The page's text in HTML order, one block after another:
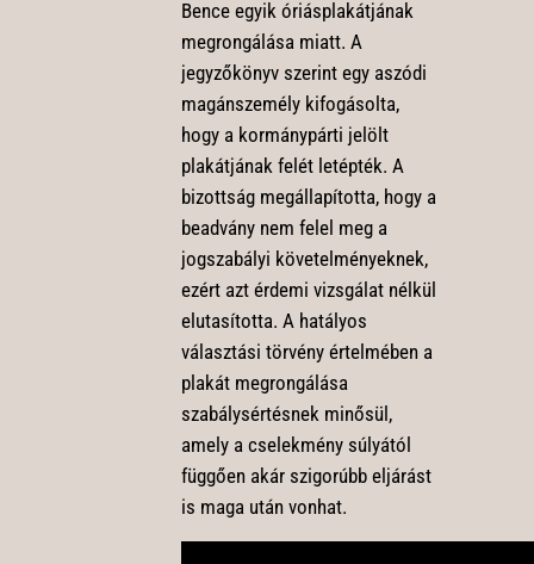
Bence egyik óriásplakátjának
megrongálása miatt. A
jegyzőkönyv szerint egy aszódi
magánszemély kifogásolta,
hogy a kormánypárti jelölt
plakátjának felét letépték. A
bizottság megállapította, hogy a
beadvány nem felel meg a
jogszabályi követelményeknek,
ezért azt érdemi vizsgálat nélkül
elutasította. A hatályos
választási törvény értelmében a
plakát megrongálása
szabálysértésnek minősül,
amely a cselekmény súlyától
függően akár szigorúbb eljárást
is maga után vonhat.